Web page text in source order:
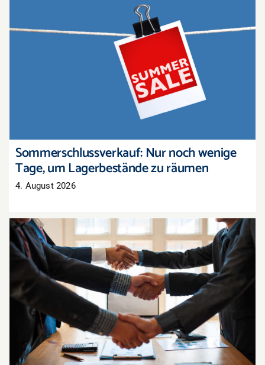
Sommerschlussverkauf: Nur noch wenige Tage,
um Lagerbestände zu räumen
Sommerschlussverkauf: Nur noch wenige
Tage, um Lagerbestände zu räumen
4. August 2026
Tarifabschluss in der Pfalz: Groß- und
Außenhandel übernimmt bayerisches Ergebnis